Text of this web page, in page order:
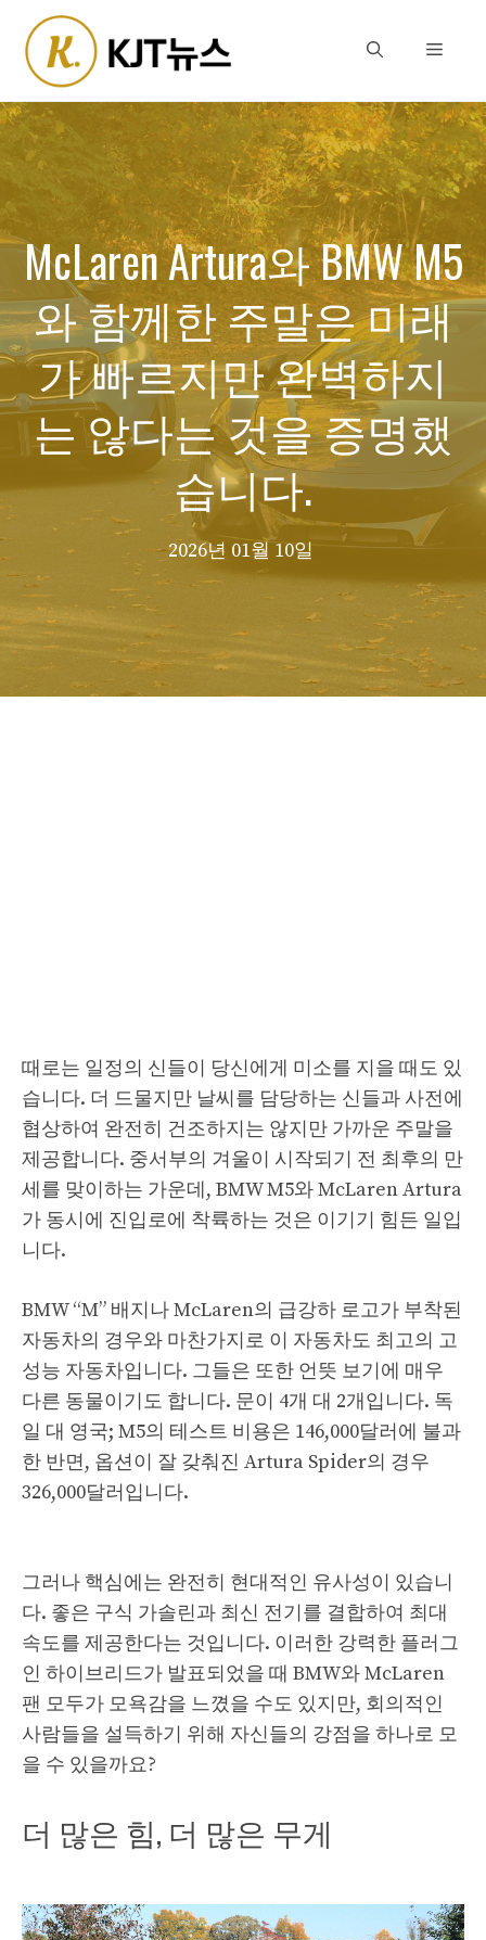
content
Menu
McLaren Artura와 BMW M5
와 함께한 주말은 미래
가 빠르지만 완벽하지
는 않다는 것을 증명했
습니다.
2026년 01월 10일
때로는 일정의 신들이 당신에게 미소를 지을 때도 있
습니다. 더 드물지만 날씨를 담당하는 신들과 사전에
협상하여 완전히 건조하지는 않지만 가까운 주말을
제공합니다. 중서부의 겨울이 시작되기 전 최후의 만
세를 맞이하는 가운데, BMW M5와 McLaren Artura
가 동시에 진입로에 착륙하는 것은 이기기 힘든 일입
니다.
BMW “M” 배지나 McLaren의 급강하 로고가 부착된
자동차의 경우와 마찬가지로 이 자동차도 최고의 고
성능 자동차입니다. 그들은 또한 언뜻 보기에 매우
다른 동물이기도 합니다. 문이 4개 대 2개입니다. 독
일 대 영국; M5의 테스트 비용은 146,000달러에 불과
한 반면, 옵션이 잘 갖춰진 Artura Spider의 경우
326,000달러입니다.
그러나 핵심에는 완전히 현대적인 유사성이 있습니
다. 좋은 구식 가솔린과 최신 전기를 결합하여 최대
속도를 제공한다는 것입니다. 이러한 강력한 플러그
인 하이브리드가 발표되었을 때 BMW와 McLaren
팬 모두가 모욕감을 느꼈을 수도 있지만, 회의적인
사람들을 설득하기 위해 자신들의 강점을 하나로 모
을 수 있을까요?
더 많은 힘, 더 많은 무게